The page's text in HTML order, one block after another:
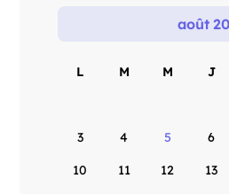
août
L M M J
3 4 5 6
10 11 12 13